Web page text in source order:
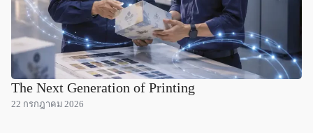
The Next Generation of Printing
22 กรกฎาคม 2026